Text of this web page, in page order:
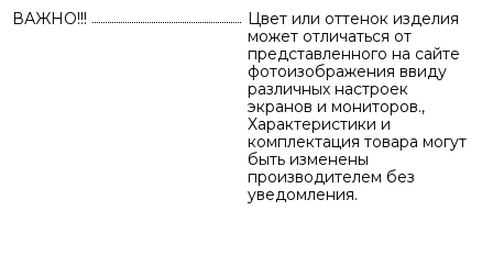
ВАЖНО!!!
Цвет или оттенок изделия
может отличаться от
представленного на сайте
фотоизображения ввиду
различных настроек
экранов и мониторов.,
Характеристики и
комплектация товара могут
быть изменены
производителем без
уведомления.